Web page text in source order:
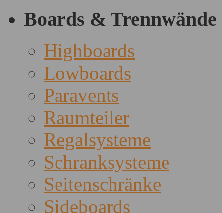
Boards & Trennwände
Highboards
Lowboards
Paravents
Raumteiler
Regalsysteme
Schranksysteme
Seitenschränke
Sideboards